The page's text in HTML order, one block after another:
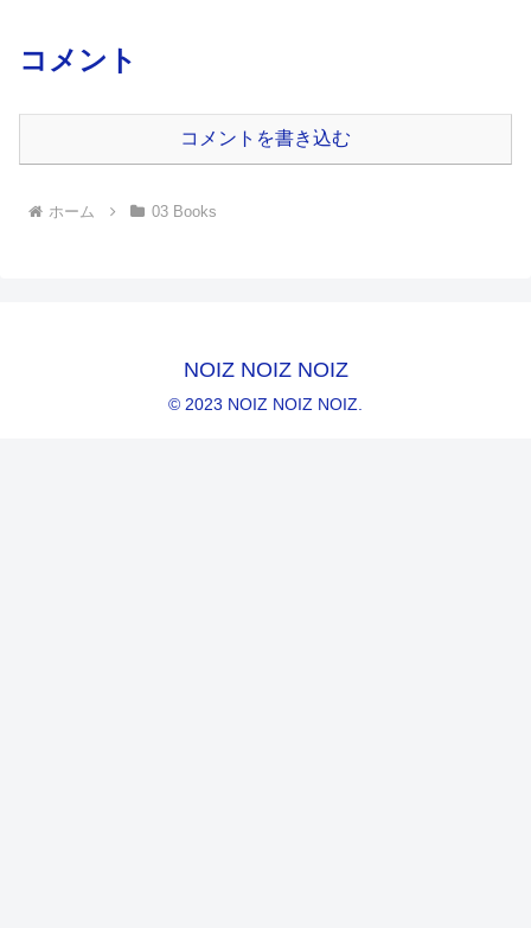
コメント
コメントを書き込む
ホーム 03 Books
NOIZ NOIZ NOIZ
© 2023 NOIZ NOIZ NOIZ.